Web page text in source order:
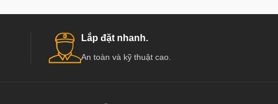
Lắp đặt nhanh.
An toàn và kỹ thuật cao.